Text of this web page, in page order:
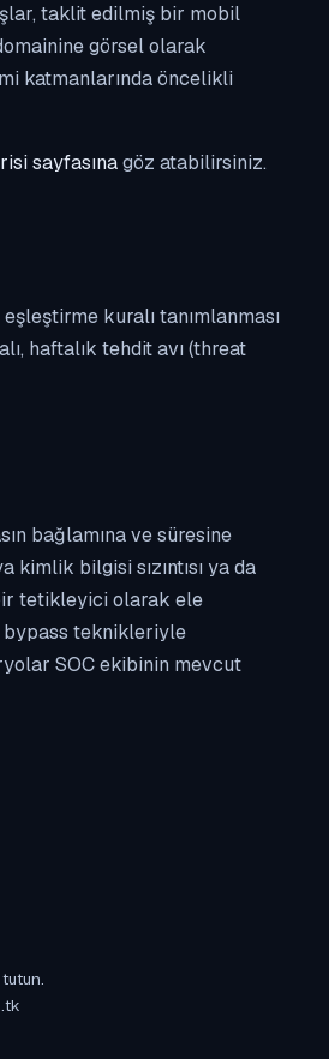
taklit edilmiş bir mobil
görsel olarak
katmanlarında öncelikli
sayfasınagöz atabilirsiniz.
kuralı tanımlanması
haftalık tehdit avı (threat
bağlamına ve süresine
bilgisi sızıntısı ya da
tetikleyici olarak ele
bypass teknikleriyle
SOC ekibinin mevcut